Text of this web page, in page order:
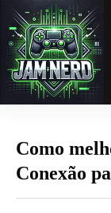
para
conteúdo
Como
Conexão